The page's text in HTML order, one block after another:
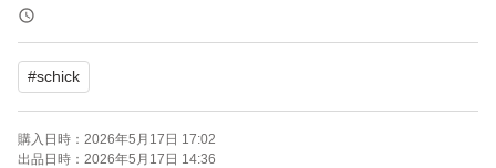
肌への刺激を軽減 ココナッツオイル配合 ヒアルロン酸も
配合
●あなたの肌と剃り方にカスタマイズされた剃り味
●肌の質と剃り方は、ひとりひとり違う。
#schick
購入日時： 2026年5月17日 17:02
出品日時： 2026年5月17日 14:36